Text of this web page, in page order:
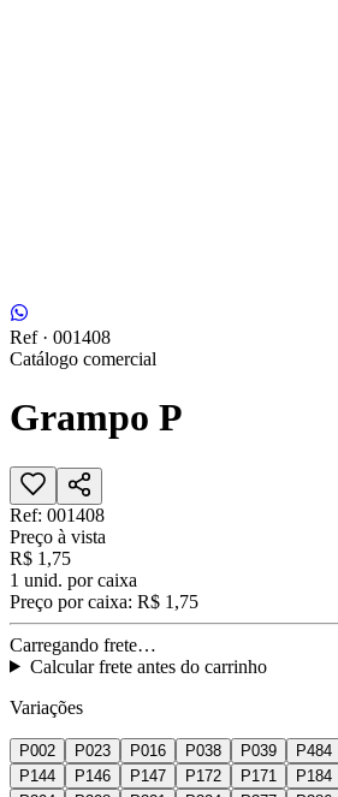
Ref · 001408
Catálogo comercial
Grampo P
Ref: 001408
Preço à vista
R$ 1,75
1 unid. por caixa
Preço por caixa: R$ 1,75
Carregando frete…
Calcular frete antes do carrinho
Variações
P002 P023 P016 P038 P039 P484
P144
P146 P147 P172 P171 P184